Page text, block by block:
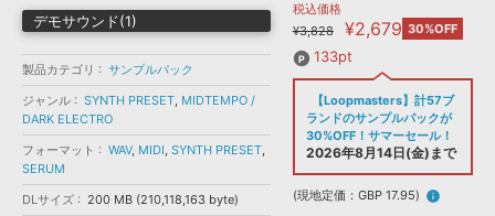
ソフトウェア／ツール »
DAW »
効果音 »
ニュースレター »
SONICWIREブログ »
DTMガイド »
FAQ »
お問い合わせ »
音楽カード
楽曲配信流通 サービス
無償のサウンド管理ソフト
ソフト音源 プラグイン・エフェクト
ソフトウェア／ツール DAW 効果音
フォーマット
ランキング
デモサウンド(1)
製品カテゴリ
サンプルパック
ジャンル
SYNTH PRESET, MIDTEMPO /
DARK ELECTRO
フォーマット
WAV, MIDI, SYNTH PRESET,
SERUM
DLサイズ
200 MB (210,118,163 byte)
税込価格
¥3,828
¥2,679 30%OFF
133pt
【Loopmasters】計57ブ
ランドのサンプルパックが
30%OFF！サマーセール！
2026年8月14日(金)まで
(現地定価：GBP 17.95) info